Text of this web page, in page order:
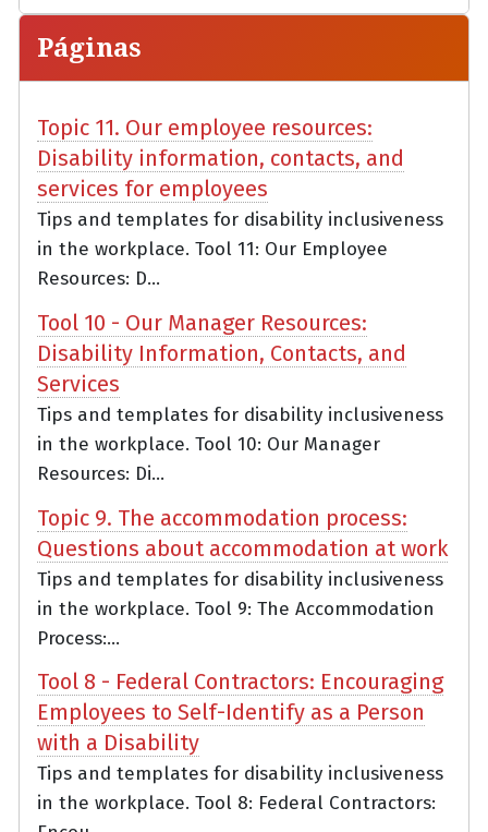
Páginas
Topic 11. Our employee resources:
Disability information, contacts, and
services for employees
Tips and templates for disability inclusiveness
in the workplace. Tool 11: Our Employee
Resources: D...
Tool 10 - Our Manager Resources:
Disability Information, Contacts, and
Services
Tips and templates for disability inclusiveness
in the workplace. Tool 10: Our Manager
Resources: Di...
Topic 9. The accommodation process:
Questions about accommodation at work
Tips and templates for disability inclusiveness
in the workplace. Tool 9: The Accommodation
Process:...
Tool 8 - Federal Contractors: Encouraging
Employees to Self-Identify as a Person
with a Disability
Tips and templates for disability inclusiveness
in the workplace. Tool 8: Federal Contractors: